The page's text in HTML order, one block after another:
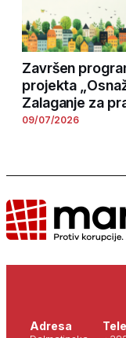
Završen
projekta
Zalaganje za
09/07/2026
Adresa